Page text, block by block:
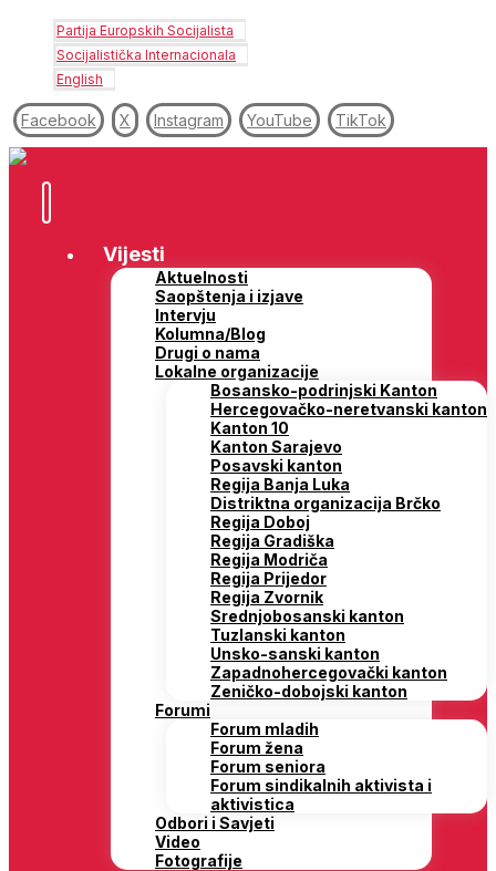
Partija Europskih Socijalista
Socijalistička Internacionala
English
Facebook X Instagram YouTube TikTok
Vijesti
Aktuelnosti
Saopštenja i izjave
Intervju
Kolumna/Blog
Drugi o nama
Lokalne organizacije
Bosansko-podrinjski Kanton
Hercegovačko-neretvanski kanton
Kanton 10
Kanton Sarajevo
Posavski kanton
Regija Banja Luka
Distriktna organizacija Brčko
Regija Doboj
Regija Gradiška
Regija Modriča
Regija Prijedor
Regija Zvornik
Srednjobosanski kanton
Tuzlanski kanton
Unsko-sanski kanton
Zapadnohercegovački kanton
Zeničko-dobojski kanton
Forumi
Forum mladih
Forum žena
Forum seniora
Forum sindikalnih aktivista i
aktivistica
Odbori i Savjeti
Video
Fotografije